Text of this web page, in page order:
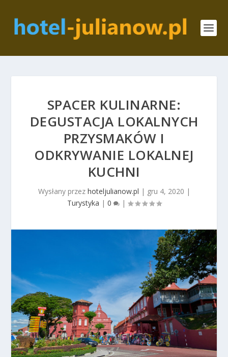
SPACER KULINARNE:
DEGUSTACJA LOKALNYCH
PRZYSMAKÓW I
ODKRYWANIE LOKALNEJ
KUCHNI
Wysłany przez hoteljulianow.pl | gru 4, 2020 |
Turystyka | 0 |